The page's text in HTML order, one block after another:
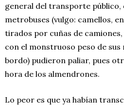
general del transporte público,
metrobuses (vulgo: camellos,
tirados por cuñas de
con el monstruoso peso de sus
bordo) pudieron paliar, pues
hora de los almendrones.
Lo peor es que ya habían